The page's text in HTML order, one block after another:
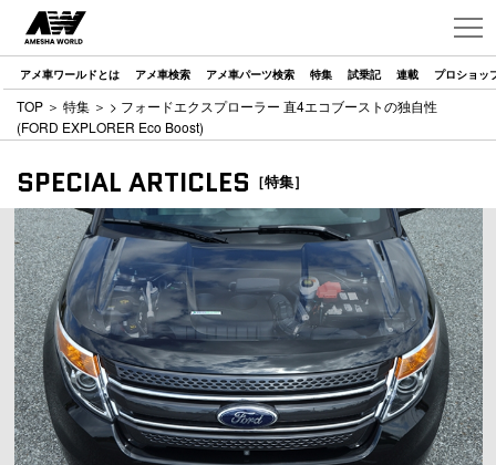
アメ車ワールドとは アメ車検索 アメ車パーツ検索 特集 試乗記 連載 プロショッ
TOP ＞ 特集 ＞ > フォードエクスプローラー 直4エコブーストの独自性
(FORD EXPLORER Eco Boost)
SPECIAL ARTICLES ［特集］